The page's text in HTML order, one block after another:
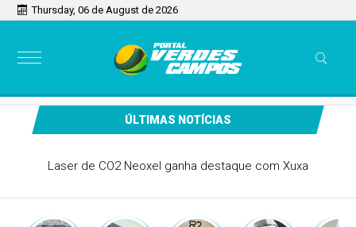
Thursday, 06 de August de 2026
ÚLTIMAS NOTÍCIAS
Laser de CO2 Neoxel ganha destaque com Xuxa